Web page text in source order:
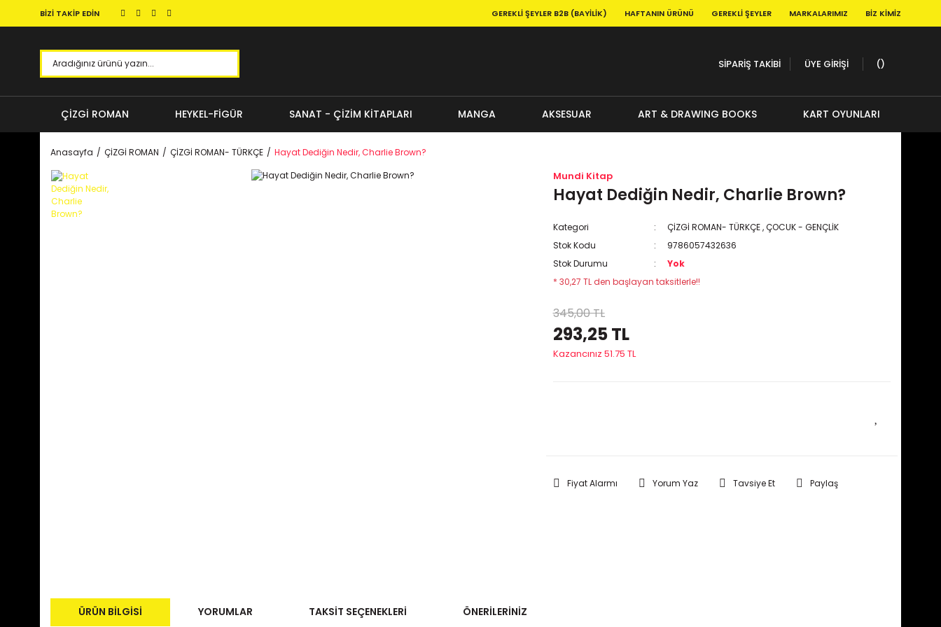
BİZİ TAKİP EDİN GEREKLI ŞEYLER B2B (BAYILIK) HAFTANIN ÜRÜNÜ GEREKLI ŞEYLER MARKALARIMIZ BIZ KIMIZ
SİPARİŞ TAKİBİ ÜYE GİRİŞİ
ÇİZGİ ROMAN HEYKEL-FİGÜR SANAT - ÇİZİM KİTAPLARI MANGA AKSESUAR ART & DRAWING BOOKS KART OYUNLARI
Anasayfa ÇİZGİ ROMAN ÇİZGİ ROMAN- TÜRKÇE Hayat Dediğin Nedir, Charlie Brown?
Mundi Kitap
Hayat Dediğin Nedir, Charlie Brown?
Kategori ÇİZGİ ROMAN- TÜRKÇE,ÇOCUK - GENÇLİK
Stok Kodu
9786057432636
Stok Durumu
Yok
* 30,27 TL den başlayan taksitlerle!!
345,00 TL
293,25 TL
Kazancınız 51.75 TL
Fiyat Alarmı Yorum Yaz Tavsiye Et Paylaş
ÜRÜN BILGISI YORUMLAR TAKSIT SEÇENEKLERI ÖNERILERINIZ